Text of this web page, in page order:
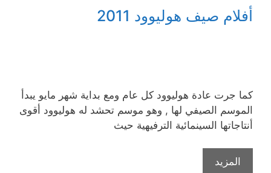
أفلام صيف هوليوود 2011
كما جرت عادة هوليوود كل عام ومع بداية شهر مايو يبدأ
الموسم الصيفي لها , وهو موسم تحشد له هوليوود أقوى
أنتاجاتها السينمائية الترفيهية حيث
المزيد